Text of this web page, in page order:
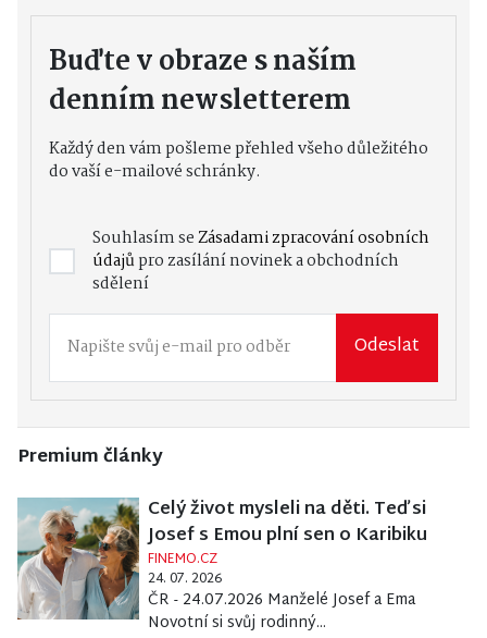
Buďte v obraze s naším
denním newsletterem
Každý den vám pošleme přehled všeho důležitého
do vaší e-mailové schránky.
Souhlasím seZásadami zpracování osobních
údajůpro zasílání novinek a obchodních
sdělení
Odeslat
Premium články
Celý život mysleli na děti. Teď si
Josef s Emou plní sen o Karibiku
FINEMO.CZ
24. 07. 2026
ČR - 24.07.2026 Manželé Josef a Ema
Novotní si svůj rodinný...